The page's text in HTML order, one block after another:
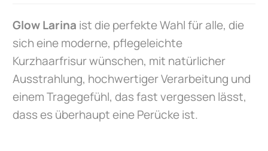
Glow Larina ist die perfekte Wahl für alle, die
sich eine moderne, pflegeleichte
Kurzhaarfrisur wünschen, mit natürlicher
Ausstrahlung, hochwertiger Verarbeitung und
einem Tragegefühl, das fast vergessen lässt,
dass es überhaupt eine Perücke ist.